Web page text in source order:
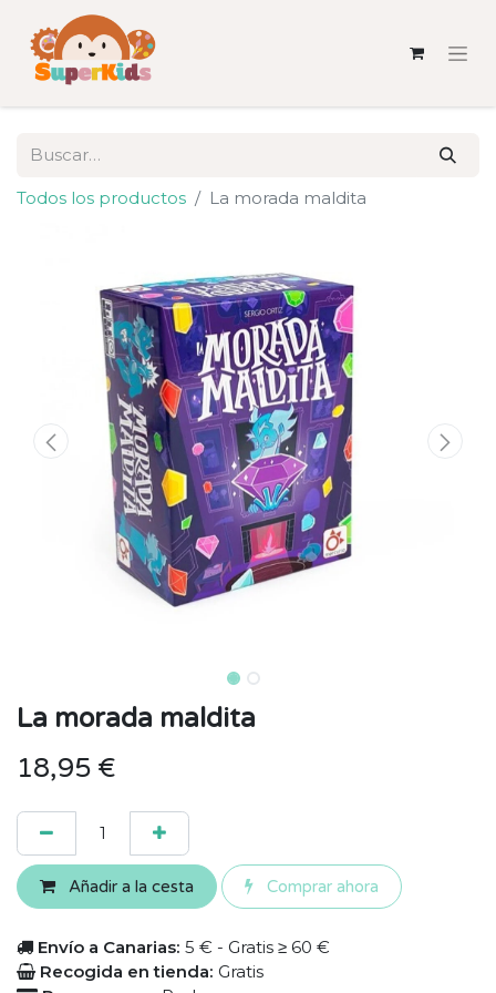
Todos los productos La morada maldita
La morada maldita
18,95 €
Añadir a la cesta Comprar ahora
Envío a Canarias: 5 € - Gratis ≥ 60 €
Recogida en tienda: Gratis